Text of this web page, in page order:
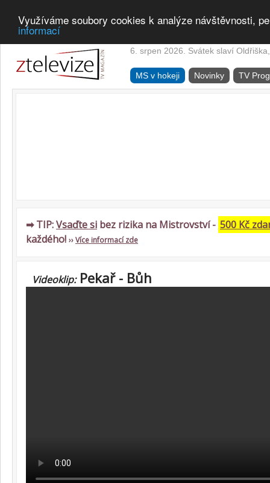
Využíváme soubory cookies k analýze návštěvnosti,
informací
6. srpen 2026. Svátek slaví
MS v hokeji Novinky TV
➡ TIP:Vsaďte si bez rizika na Mistrovství - 500 Kč
každého! ››Více informací zde
Videoklip:Pekař - Bůh